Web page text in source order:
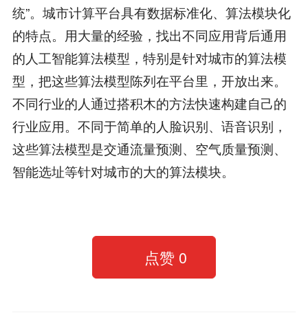
统”。城市计算平台具有数据标准化、算法模块化
的特点。用大量的经验，找出不同应用背后通用
的人工智能算法模型，特别是针对城市的算法模
型，把这些算法模型陈列在平台里，开放出来。
不同行业的人通过搭积木的方法快速构建自己的
行业应用。不同于简单的人脸识别、语音识别，
这些算法模型是交通流量预测、空气质量预测、
智能选址等针对城市的大的算法模块。
点赞 0